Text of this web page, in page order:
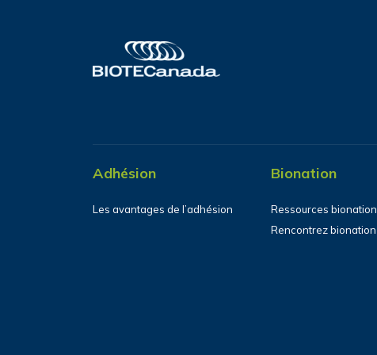
Adhésion
Les avantages de l’adhésion
Bionation
Ressources bionation
Rencontrez bionation